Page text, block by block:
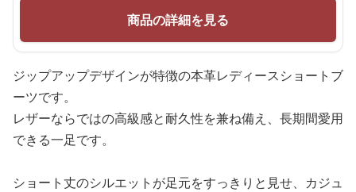
商品の詳細を見る
ジップアップデザインが特徴の本革レディースショートブ
ーツです。
レザーならではの高級感と耐久性を兼ね備え、長期間愛用
できる一足です。
ショート丈のシルエットが足元をすっきりと見せ、カジュ